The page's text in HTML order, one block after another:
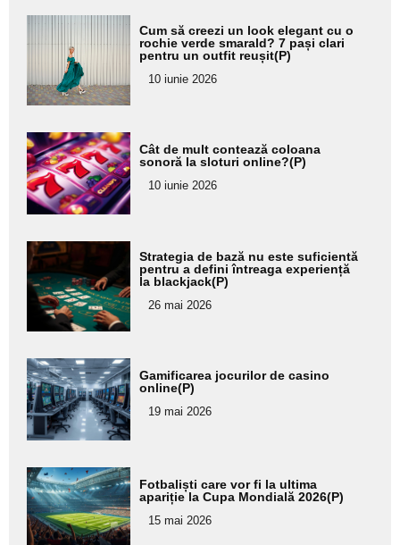
Adaugă
aici textul
pentru
subtitlu
Cum să creezi un look elegant cu o
rochie verde smarald? 7 pași clari
pentru un outfit reușit(P)
10 iunie 2026
Adaugă
aici textul
pentru
subtitlu
Cât de mult contează coloana
sonoră la sloturi online?(P)
10 iunie 2026
Adaugă
aici textul
pentru
subtitlu
Strategia de bază nu este suficientă
pentru a defini întreaga experiență
la blackjack(P)
26 mai 2026
Adaugă
aici textul
pentru
subtitlu
Gamificarea jocurilor de casino
online(P)
19 mai 2026
Adaugă
aici textul
pentru
subtitlu
Fotbaliști care vor fi la ultima
apariție la Cupa Mondială 2026(P)
15 mai 2026